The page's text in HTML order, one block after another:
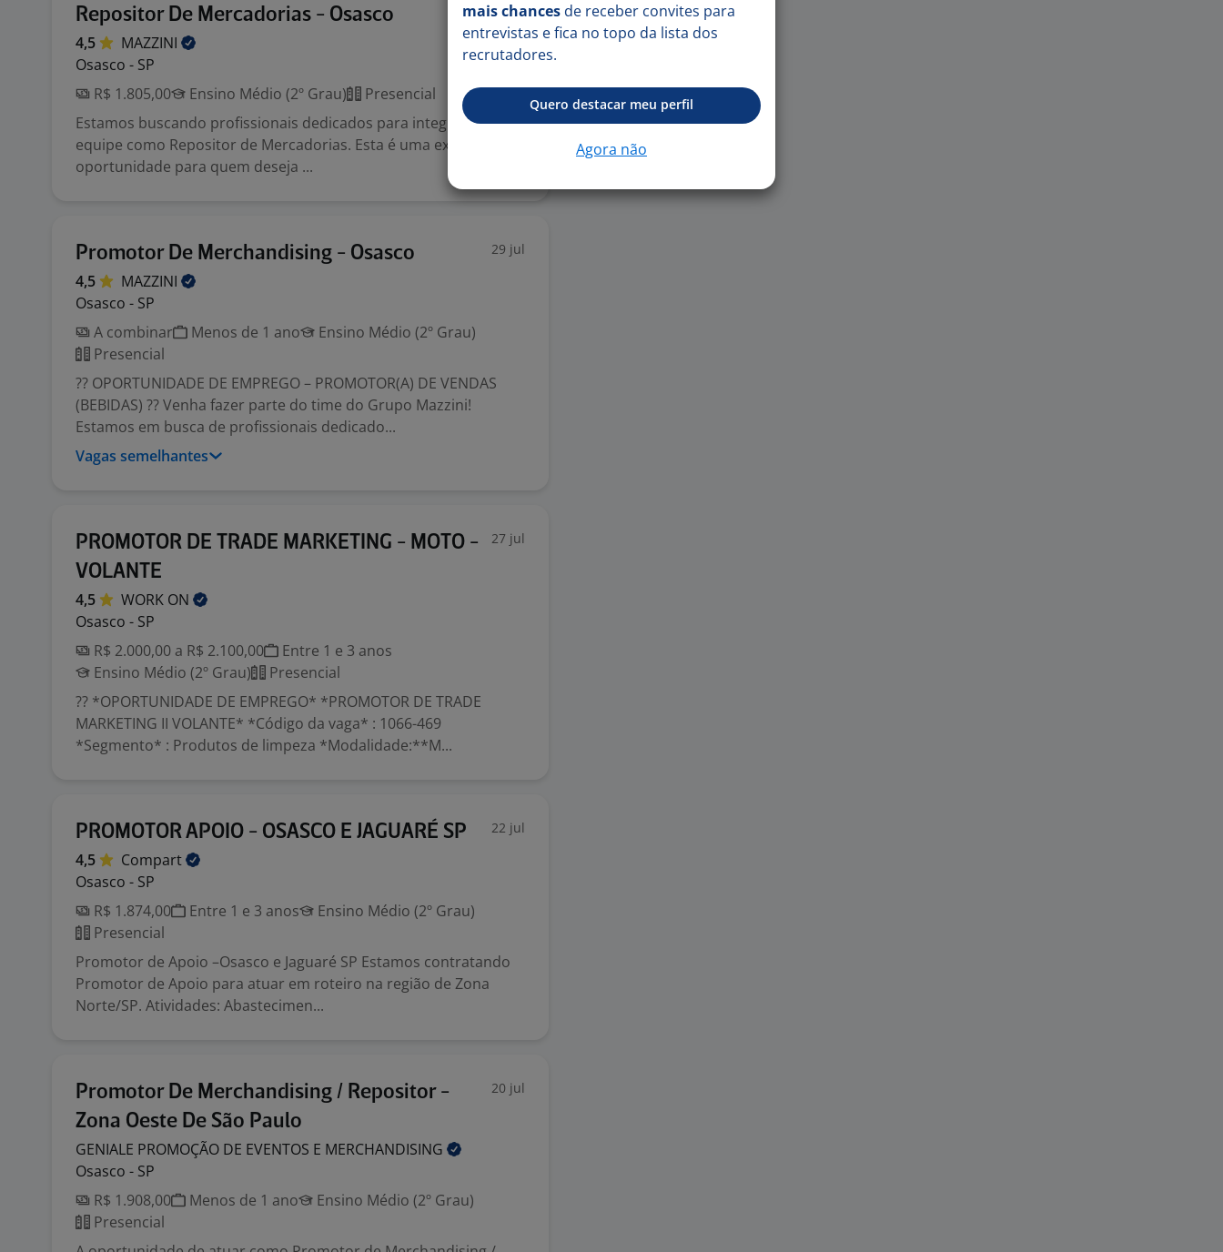
Repositor De Mercadorias - Osasco 30 jul
4,5
MAZZINI
Osasco - SP
R$ 1.805,00
Ensino Médio (2º Grau)
Presencial
Estamos buscando profissionais dedicados para integrar nossa
equipe como Repositor de Mercadorias. Esta é uma excelente
oportunidade para quem deseja ...
Promotor De Merchandising - Osasco 29 jul
4,5
MAZZINI
Osasco - SP
A combinar
Menos de 1 ano
Ensino Médio (2º Grau)
Presencial
?? OPORTUNIDADE DE EMPREGO – PROMOTOR(A) DE VENDAS
(BEBIDAS) ?? Venha fazer parte do time do Grupo Mazzini!
Estamos em busca de profissionais dedicado...
Vagas semelhantes
PROMOTOR DE TRADE MARKETING - MOTO -
VOLANTE
27 jul
4,5 WORK ON
Osasco - SP
R$ 2.000,00 a R$ 2.100,00
Entre 1 e 3 anos
Ensino Médio (2º Grau)
Presencial
?? *OPORTUNIDADE DE EMPREGO* *PROMOTOR DE TRADE
MARKETING II VOLANTE* *Código da vaga* : 1066-469
*Segmento* : Produtos de limpeza *Modalidade:**M...
PROMOTOR APOIO - OSASCO E JAGUARÉ SP 22 jul
4,5
Compart
Osasco - SP
R$ 1.874,00
Entre 1 e 3 anos
Ensino Médio (2º Grau)
Presencial
Promotor de Apoio –Osasco e Jaguaré SP Estamos contratando
Promotor de Apoio para atuar em roteiro na região de Zona
Norte/SP. Atividades: Abastecimen...
Promotor De Merchandising / Repositor -
Zona Oeste De São Paulo
20 jul
GENIALE PROMOÇÃO DE EVENTOS E MERCHANDISING
Osasco - SP
R$ 1.908,00
Menos de 1 ano
Ensino Médio (2º Grau)
Presencial
mais chances de receber convites para
entrevistas e fica no topo da lista dos
recrutadores.
Quero destacar meu perfil
Agora não